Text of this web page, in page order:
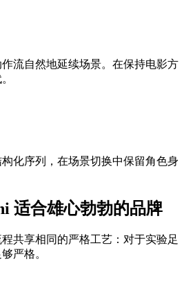
流自然地延续场景。在保持电影方
化序列，在场景切换中保留角色身
适合雄心勃勃的品牌
共享相同的严格工艺：对于实验足
严格。